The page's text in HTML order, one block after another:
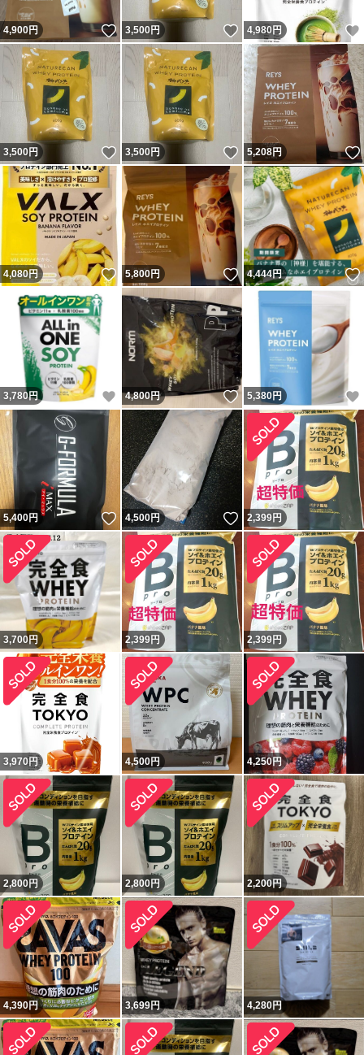
4,900円 いいね！
3,500円 いいね！
4,980 円
3,500円 いいね！
3,500円 いいね！
5,208円
4,080円 いいね！
5,800円 いいね！
4,444円
3,780円 いいね！
4,800円 いいね！
5,380円
5,400円 いいね！
4,500円 いいね！
2,399円
3,700円 2,399円 2,399円
3,970円 4,500円 4,250円
2,800円 2,800円 2,200円
4,390円 3,699円 4,280円